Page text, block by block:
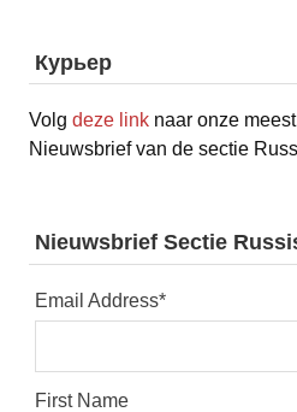
Курьер
Volg deze link naar onze
Nieuwsbrief van de sectie
Nieuwsbrief Sectie
Email Address*
First Name